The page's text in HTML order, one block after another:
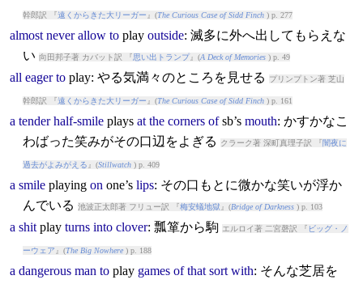
幹郎訳 『遠くからきた大リーガー 』(The Curious Case of Sidd Finch) p. 277
almost never allow to play outside: 滅多に外へ出してもらえな
い 向田邦子著 カバット訳 『思い出トランプ』(A Deck of Memories) p. 49
all eager to play: やる気満々のところを見せる プリンプトン著 芝山
幹郎訳 『遠くからきた大リーガー 』(The Curious Case of Sidd Finch) p. 161
a tender half-smile plays at the corners ofsb’s mouth: かすかなこ
わばった笑みがその口辺をよぎる
クラーク著 深町真理子訳 『 闇夜に
過去がよみがえる 』(Stillwatch) p. 409
a smile playing onone’s lips: その口もとに微かな笑いが浮か
んでいる 池波正太郎著 フリュー訳 『梅安蟻地獄 』(Bridge of Darkness) p. 103
a shit play turns into clover: 瓢箪から駒 エルロイ著 二宮磬訳 『 ビッグ・ノ
ーウェア 』(The Big Nowhere) p. 188
a dangerous man to play games of that sort with: そんな芝居を